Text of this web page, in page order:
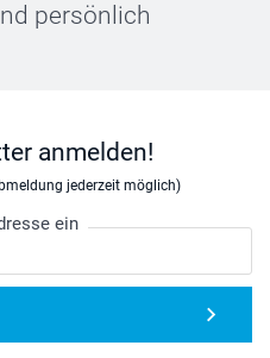
persönlich
anmelden!
jederzeit möglich)
ein